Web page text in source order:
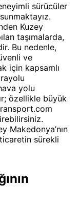
sürücüler
Kuzey
taşımalarda,
Bu nedenle,
ve
için kapsamlı
yolu
özellikle büyük
Makedonya’nın
sürekli